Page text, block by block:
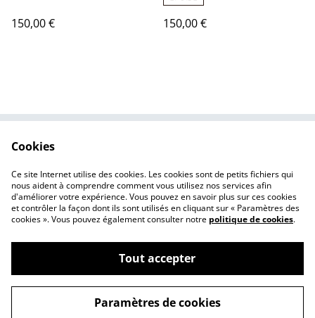
150,00 € 150,00 €
de Ventes
Mentions Légales
©2026Celtic Needle
powered by
Cookies
Ce site Internet utilise des cookies. Les cookies sont de petits fichiers qui
nous aident à comprendre comment vous utilisez nos services afin
d'améliorer votre expérience. Vous pouvez en savoir plus sur ces cookies
et contrôler la façon dont ils sont utilisés en cliquant sur « Paramètres des
cookies ». Vous pouvez également consulter notre politique de cookies.
Tout accepter
Paramètres de cookies